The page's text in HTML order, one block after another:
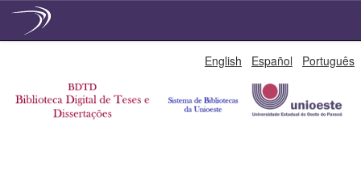
English Español Português